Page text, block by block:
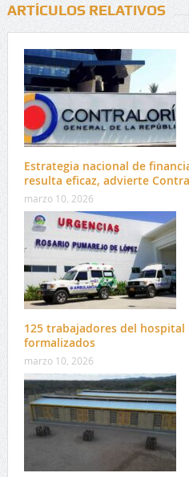
ARTÍCULOS RELATIVOS
Estrategia nacional de
resulta eficaz, advierte
marzo 10, 2026
125 trabajadores del hospital
formalizados
marzo 10, 2026